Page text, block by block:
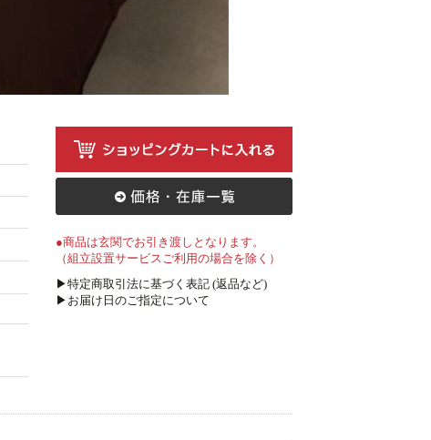
●商品は玄関でお引き渡しとなります。
（組立設置サービスご利用の場合を除く）
▶特定商取引法に基づく表記 (返品など)
▶お届け日のご指定について